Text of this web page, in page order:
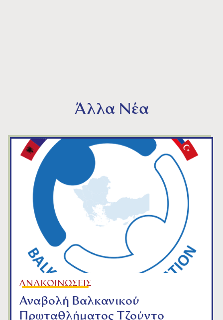
Άλλα Νέα
ΑΝΑΚΟΙΝΩΣΕΙΣ
Αναβολή Βαλκανικού
Πρωταθλήματος Τζούντο